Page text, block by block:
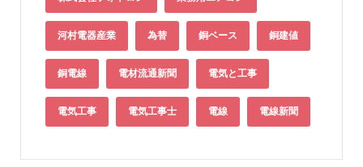
河村電器産業 為替 銅ベース 銅建値
銅電線 電材流通新聞 電気と工事
電気工事 電気工事士 電線 電線新聞